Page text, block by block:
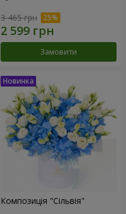
3 465 грн
Замовити
Композиція "Сільвія"